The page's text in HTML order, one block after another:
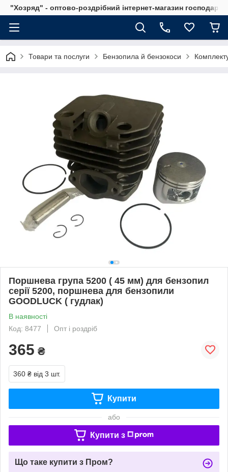
"Хозряд" - оптово-роздрібний інтернет-магазин
Товари та послуги Бензопила й бензокоси
Поршнева група 5200 ( 45 мм) для бензопил
серії 5200, поршнева для бензопили
GOODLUCK ( гудлак)
В наявності
Код: 8477
Опт і роздріб
365 ₴
360 ₴ від 3 шт.
Купити
або
Купити з
Що таке купити з Пром?